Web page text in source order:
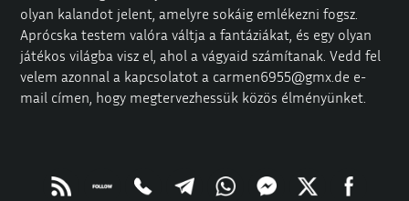
olyan kalandot jelent, amelyre sokáig emlékezni fogsz.
Aprócska testem valóra váltja a fantáziákat, és egy olyan
játékos világba visz el, ahol a vágyaid számítanak. Vedd fel
velem azonnal a kapcsolatot a carmen6955@gmx.de e-
mail címen, hogy megtervezhessük közös élményünket.